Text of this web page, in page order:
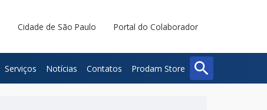
Cidade de São Paulo Portal do Colaborador
Serviços Notícias Contatos Prodam Store searchBuscar
Fechar